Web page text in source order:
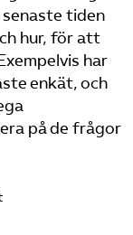
tiden
hur, för att
har
enkät, och
på de frågor